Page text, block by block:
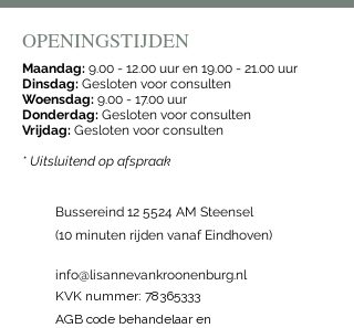
OPENINGSTIJDEN
Maandag: 9.00 - 12.00 uur en 19.00 - 21.00 uur
Dinsdag: Gesloten voor consulten
Woensdag: 9.00 - 17.00 uur
Donderdag: Gesloten voor consulten
Vrijdag: Gesloten voor consulten
* Uitsluitend op afspraak
Bussereind 12 5524 AM Steensel
(10 minuten rijden vanaf Eindhoven)
info@lisannevankroonenburg.nl
KVK nummer: 78365333
AGB code behandelaar en